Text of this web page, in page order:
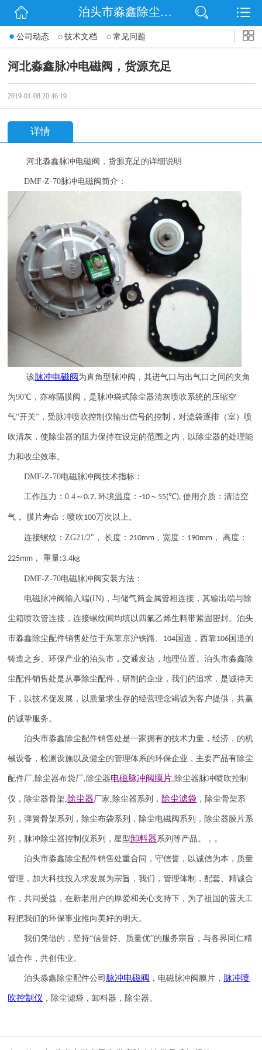
网站首页
公司动态
泊头市淼鑫除尘配件销售处
公司动态 技术文档 常见问题
河北淼鑫脉冲电磁阀，货源充足
2019-01-08 20:46:19
详情
河北淼鑫脉冲电磁阀，货源充足 的详细说明
DMF-Z-70脉冲电磁阀简介：
该脉冲电磁阀为直角型脉冲阀，其进气口与出气口之间的夹角
为90℃，亦称隔膜阀，是脉冲袋式除尘器清灰喷吹系统的压缩空
气“开关”，受脉冲喷吹控制仪输出信号的控制，对滤袋逐排（室）喷
吹清灰，使除尘器的阻力保持在设定的范围之内，以除尘器的处理能
力和收尘效率。
DMF-Z-70电磁脉冲阀技术指标：
工作压力：0.4 ～0.7,环境温度：-10 ～ 55(℃),使用介质：清洁空
气， 膜片寿命：喷吹100万次以上。
连接螺纹：ZG21/2" ， 长度：210mm ，宽度： 190mm ， 高度：
225mm ， 重量:3.4kg
DMF-Z-70电磁脉冲阀安装方法：
电磁脉冲阀输入端(IN) ，与储气筒金属管相连接，其输出端与除
尘箱喷吹管连接，连接螺纹间均填以四氟乙烯生料带紧固密封。泊头
市淼鑫除尘配件销售处位于东靠京沪铁路、 104 国道，西靠106 国道的
铸造之乡、环保产业的泊头市，交通发达，地理位置。泊头市淼鑫除
尘配件销售处是从事除尘配件，研制的企业，我们的追求，是诚待天
下，以技术促发展，以质量求生存的经营理念竭诚为客户提供，共赢
的诚挚服务。
泊头市淼鑫除尘配件销售处是一家拥有的技术力量，经济，的机
械设备，检测设施以及健全的管理体系的环保企业，主要产品有除尘
配件厂, 除尘器布袋厂, 除尘器电磁脉冲阀膜片, 除尘器脉冲喷吹控制
仪 ， 除尘器骨架,除尘器厂家, 除尘器系列， 除尘滤袋 ，除尘骨架系
列，弹簧骨架系列，除尘布袋系列，除尘电磁阀系列，除尘器膜片系
列，脉冲除尘器控制仪系列，星型卸料器系列等产品。，。
泊头市淼鑫除尘配件销售处重合同，守信誉，以诚信为本，质量
管理，加大科技投入求发展为宗旨，我们，管理体制，配套、精诚合
作，共同受益，在新老用户的厚爱和关心支持下，为了祖国的蓝天工
程把我们的环保事业推向美好的明天。
我们凭借的，坚持“信誉好、质量优”的服务宗旨，与各界同仁精
诚合作，共创伟业。
泊头淼鑫除尘配件公司 脉冲电磁阀 ，电磁脉冲阀膜片， 脉冲喷
吹控制仪 ，除尘滤袋，卸料器，除尘器。